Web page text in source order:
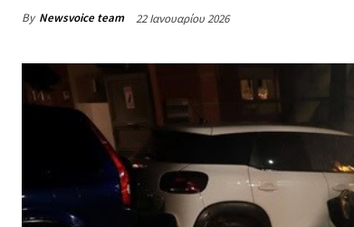
By Newsvoice team 22 Ιανουαρίου 2026